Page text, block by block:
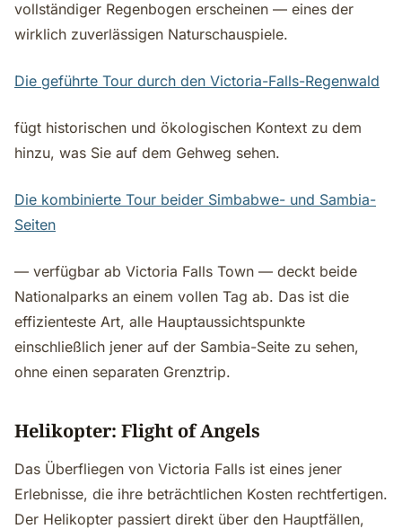
vollständiger Regenbogen erscheinen — eines der
wirklich zuverlässigen Naturschauspiele.
Die geführte Tour durch den Victoria-Falls-Regenwald
fügt historischen und ökologischen Kontext zu dem
hinzu, was Sie auf dem Gehweg sehen.
Die kombinierte Tour beider Simbabwe- und Sambia-
Seiten
— verfügbar ab Victoria Falls Town — deckt beide
Nationalparks an einem vollen Tag ab. Das ist die
effizienteste Art, alle Hauptaussichtspunkte
einschließlich jener auf der Sambia-Seite zu sehen,
ohne einen separaten Grenztrip.
Helikopter: Flight of Angels
Das Überfliegen von Victoria Falls ist eines jener
Erlebnisse, die ihre beträchtlichen Kosten rechtfertigen.
Der Helikopter passiert direkt über den Hauptfällen,